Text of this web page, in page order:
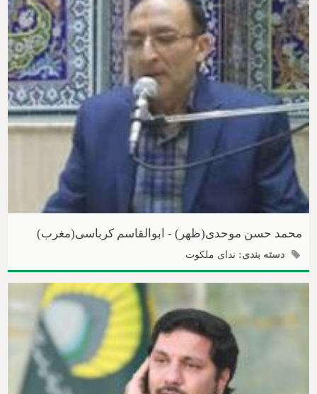
محمد حسن موحدی(ظهر) - ابوالقاسم کرباسی(مغرب)
دسته بندی: ندای ملکوت